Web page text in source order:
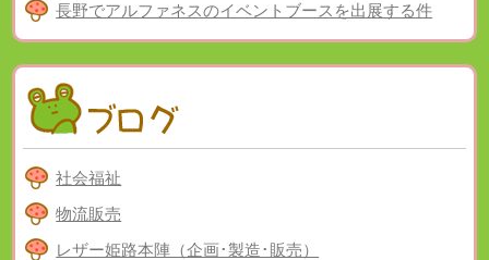
長野でアルファネスのイベントブースを出展する件
社会福祉
物流販売
レザー姫路本陣（企画･製造･販売）